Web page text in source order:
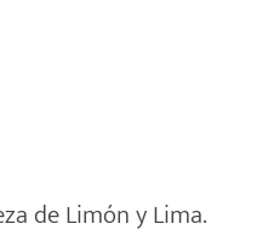
de Limón y Lima.